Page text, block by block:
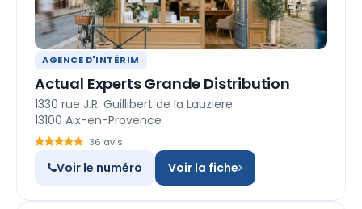
AGENCE D'INTÉRIM
Actual Experts Grande Distribution
1330 rue J.R. Guillibert de la Lauziere
13100 Aix-en-Provence
36 avis
Voir le numéro Voir la fiche